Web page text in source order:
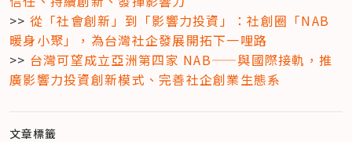
>> 從「社會創新」到「影響力投資」：社創圈「NAB
暖身小聚」，為台灣社企發展開拓下一哩路
>> 台灣可望成立亞洲第四家 NAB——與國際接軌，推
廣影響力投資創新模式、完善社企創業生態系
文章標籤